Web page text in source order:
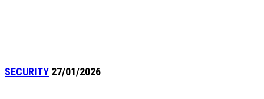
SECURITY 27/01/2026